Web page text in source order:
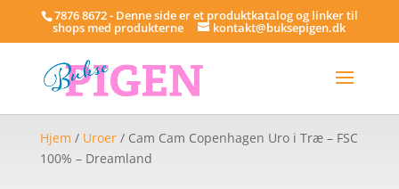
7876 8672 - Denne side er et produktkatalog og linker til
shops med produkterne kontakt@buksepigen.dk
Hjem / Uroer/ Cam Cam Copenhagen Uro i Træ – FSC
100% – Dreamland